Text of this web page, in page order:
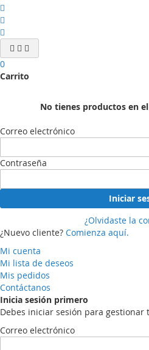
0
Carrito
No tienes productos en
Correo electrónico
Contraseña
Iniciar
¿Olvidaste la
¿Nuevo cliente? Comienza aquí.
Mi cuenta
Mi lista de deseos
Mis pedidos
Contáctanos
Inicia sesión primero
Debes iniciar sesión para gestionar
Correo electrónico